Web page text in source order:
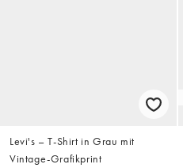
Levi's – T-Shirt in Grau mit
Vintage-Grafikprint